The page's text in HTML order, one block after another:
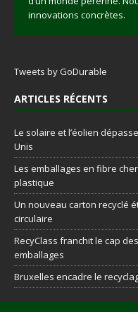
innovations concrètes.
Tweets by GoDurable
ARTICLES RÉCENTS
Le solaire et l’éolien
Unis
Les emballages en fibre
plastique
Un nouveau carton recyclé
circulaire
RecyClass franchit le cap
emballages
Bruxelles encadre le